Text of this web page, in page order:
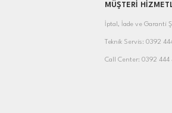
MÜŞTERİ
İptal, İade ve Garanti
Teknik Servis: 0392
Call Center: 0392 444